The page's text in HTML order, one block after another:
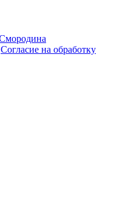
Согласие на обработку